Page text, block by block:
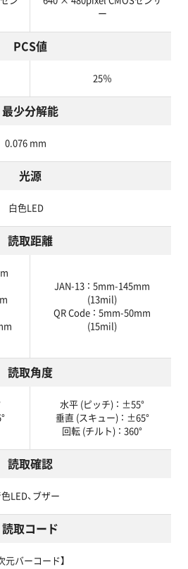
ー
PCS値
25％
最少分解能
0.076 mm
光源
白色LED
読取距離
JAN-13 ： 5mm-145mm
(13mil)
QR Code ： 5mm-50mm
(15mil)
読取角度
水平 (ピッチ) ： ±55°
垂直 (スキュー) ： ±65°
回転 (チルト) ： 360°
読取確認
LED、ブザー
読取コード
元バーコード】